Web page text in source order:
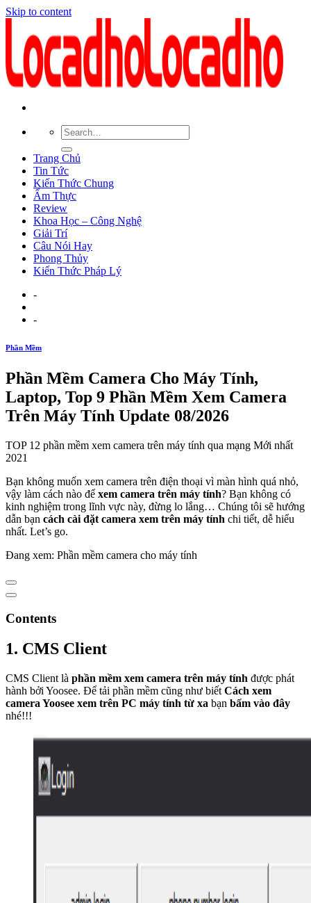
Skip to content
Trang Chủ
Tin Tức
Kiến Thức Chung
Ẩm Thực
Review
Khoa Học – Công Nghệ
Giải Trí
Câu Nói Hay
Phong Thủy
Kiến Thức Pháp Lý
-
-
Phần Mềm
Phần Mềm Camera Cho Máy Tính,
Laptop, Top 9 Phần Mềm Xem Camera
Trên Máy Tính Update 08/2026
TOP 12 phần mềm xem camera trên máy tính qua mạng Mới nhất
2021
Bạn không muốn xem camera trên điện thoại vì màn hình quá nhỏ,
vậy làm cách nào để xem camera trên máy tính? Bạn không có
kinh nghiệm trong lĩnh vực này, đừng lo lắng… Chúng tôi sẽ hướng
dẫn bạn cách cài đặt camera xem trên máy tính chi tiết, dễ hiểu
nhất. Let’s go.
Đang xem: Phần mềm camera cho máy tính
Contents
1. CMS Client
CMS Client là phần mềm xem camera trên máy tính được phát
hành bởi Yoosee. Để tải phần mềm cũng như biết Cách xem
camera Yoosee xem trên PC máy tính từ xa bạn bấm vào đây
nhé!!!